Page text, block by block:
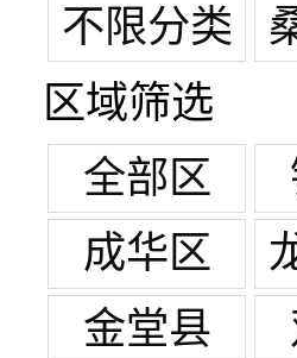
不限分类
区域筛选
全部区
成华区
金堂县